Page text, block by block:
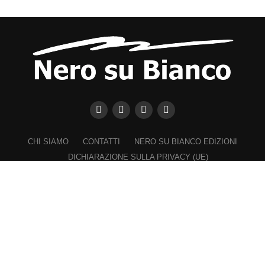
CHI SIAMO CONTATTI
NERO SU BIANCO EDIZIONI
DICHIARAZIONE SULLA PRIVACY (UE)